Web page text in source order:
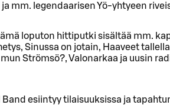
mm. legendaarisen Yö-yhtyeen
loputon hittiputki sisältää mm.
Sinussa on jotain, Haaveet
Strömsö?, Valonarkaa ja uusin
esiintyy tilaisuuksissa ja